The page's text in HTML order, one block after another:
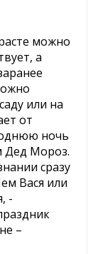
можно
а
или на
от
ночь
Дед Мороз.
сразу
Вася или
-
–